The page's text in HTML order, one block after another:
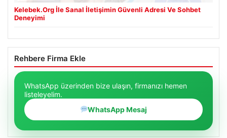
Kelebek.Org İle Sanal İletişimin Güvenli Adresi Ve Sohbet
Deneyimi
Rehbere Firma Ekle
WhatsApp üzerinden bize ulaşın, firmanızı hemen
listeleyelim.
WhatsApp Mesaj